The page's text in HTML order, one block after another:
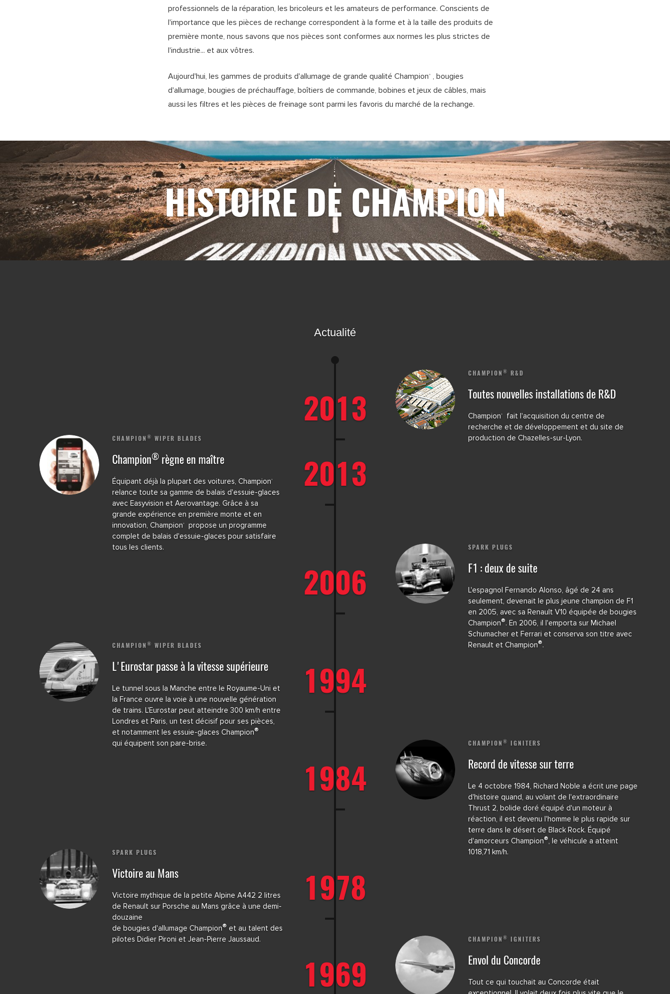
professionnels de la réparation, les bricoleurs et les amateurs de performance. Conscients de
l'importance que les pièces de rechange correspondent à la forme et à la taille des produits de
première monte, nous savons que nos pièces sont conformes aux normes les plus strictes de
l'industrie... et aux vôtres.
Aujourd'hui, les gammes de produits d'allumage de grande qualité Champion®
, bougies
d'allumage, bougies de préchauffage, boîtiers de commande, bobines et jeux de câbles, mais
aussi les filtres et les pièces de freinage sont parmi les favoris du marché de la rechange.
HISTOIRE DE CHAMPION
Actualité
2013
CHAMPION ® R&D
Toutes nouvelles installations de R&D
Champion®
fait l'acquisition du centre de
recherche et de développement et du site de
production de Chazelles-sur-Lyon.
2013
CHAMPION ® WIPER BLADES
Champion® règne en maître
Équipant déjà la plupart des voitures, Champion®
relance toute sa gamme de balais d'essuie-glaces
avec Easyvision et Aerovantage. Grâce à sa
grande expérience en première monte et en
innovation, Champion®
propose un programme
complet de balais d'essuie-glaces pour satisfaire
tous les clients.
2006
SPARK PLUGS
F1 : deux de suite
L'espagnol Fernando Alonso, âgé de 24 ans
seulement, devenait le plus jeune champion de F1
en 2005, avec sa Renault V10 équipée de bougies
Champion®. En 2006, il l'emporta sur Michael
Schumacher et Ferrari et conserva son titre avec
Renault et Champion®.
1994
CHAMPION ® WIPER BLADES
L'Eurostar passe à la vitesse supérieure
Le tunnel sous la Manche entre le Royaume-Uni et
la France ouvre la voie à une nouvelle génération
de trains. L'Eurostar peut atteindre 300 km/h entre
Londres et Paris, un test décisif pour ses pièces,
et notamment les essuie-glaces Champion®
qui équipent son pare-brise.
1984
CHAMPION ® IGNITERS
Record de vitesse sur terre
Le 4 octobre 1984, Richard Noble a écrit une page
d'histoire quand, au volant de l'extraordinaire
Thrust 2, bolide doré équipé d'un moteur à
réaction, il est devenu l'homme le plus rapide sur
terre dans le désert de Black Rock. Équipé
d'amorceurs Champion®, le véhicule a atteint
1018,71 km/h.
1978
SPARK PLUGS
Victoire au Mans
Victoire mythique de la petite Alpine A442 2 litres
de Renault sur Porsche au Mans grâce à une demi-
douzaine
de bougies d'allumage Champion® et au talent des
pilotes Didier Pironi et Jean-Pierre Jaussaud.
1969
CHAMPION ® IGNITERS
Envol du Concorde
Tout ce qui touchait au Concorde était